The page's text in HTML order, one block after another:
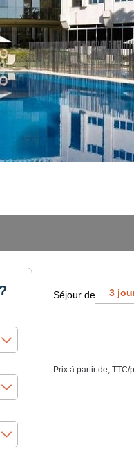
Séjour de
Prix à partir de, TTC/